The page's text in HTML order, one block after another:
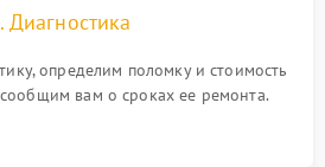
Диагностика
определим поломку и стоимость
вам о сроках ее ремонта.